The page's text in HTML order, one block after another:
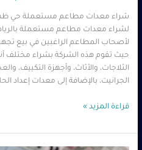
شراء معدات مطاعم مستعملة حي
لأصحاب المطاعم الراغبين في بيع
حيث تقوم هذه الشركة بشراء مختلف
الثلاجات، والأثاث، وأجهزة التكييف،
الجرانيت، بالإضافة إلى معدات إعداد
قراءة المزيد »